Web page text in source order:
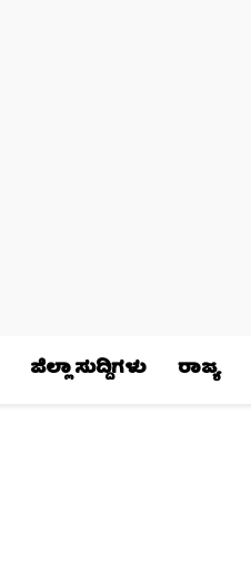
ಜಿಲ್ಲಾ ಸುದ್ದಿಗಳು ರಾಜ್ಯ